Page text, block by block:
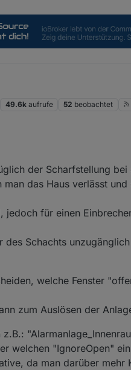
49.6k aufrufe 52 beobachtet
der Scharfstellung bei
das Haus verlässt
für einen
Schachts
welche Fenster
zum Auslösen der
welchen "IgnoreOpen"
da man darüber mehr